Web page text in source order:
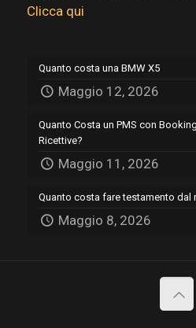
Clicca qui
Quanto costa una BMW X5
Maggio 12, 2026
Quanto Costa un PMS con
Ricettive?
Maggio 11, 2026
Quanto costa fare testamento dal
Maggio 8, 2026